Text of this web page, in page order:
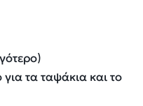
τα ταψάκια και το